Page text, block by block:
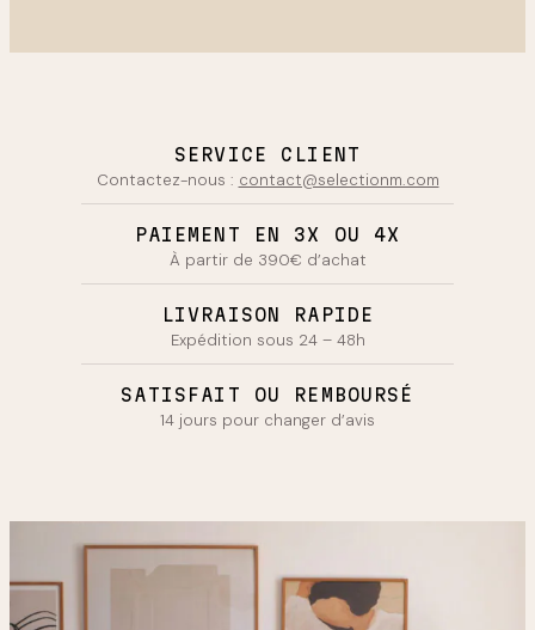
SERVICE CLIENT
Contactez-nous : contact@selectionm.com
PAIEMENT EN 3X OU 4X
À partir de 390€ d’achat
LIVRAISON RAPIDE
Expédition sous 24 – 48h
SATISFAIT OU REMBOURSÉ
14 jours pour changer d’avis